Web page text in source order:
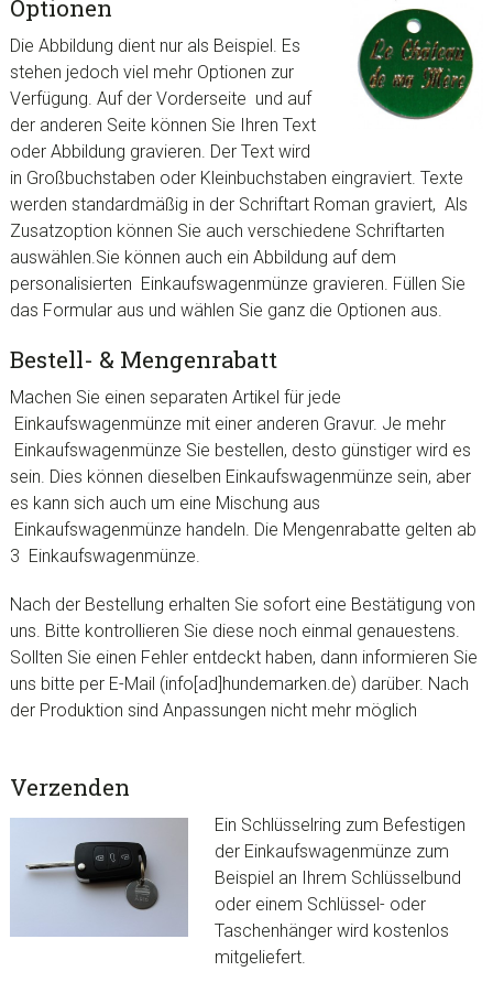
Optionen
Die Abbildung dient nur als Beispiel. Es
stehen jedoch viel mehr Optionen zur
Verfügung. Auf der Vorderseite und auf
der anderen Seite können Sie Ihren Text
oder Abbildung gravieren. Der Text wird
in Großbuchstaben oder Kleinbuchstaben eingraviert. Texte
werden standardmäßig in der Schriftart Roman graviert, Als
Zusatzoption können Sie auch verschiedene Schriftarten
auswählen.Sie können auch ein Abbildung auf dem
personalisierten Einkaufswagenmünze gravieren. Füllen Sie
das Formular aus und wählen Sie ganz die Optionen aus.
Bestell- & Mengenrabatt
Machen Sie einen separaten Artikel für jede
Einkaufswagenmünze mit einer anderen Gravur. Je mehr
Einkaufswagenmünze Sie bestellen, desto günstiger wird es
sein. Dies können dieselben Einkaufswagenmünze sein, aber
es kann sich auch um eine Mischung aus
Einkaufswagenmünze handeln. Die Mengenrabatte gelten ab
3 Einkaufswagenmünze.
Nach der Bestellung erhalten Sie sofort eine Bestätigung von
uns. Bitte kontrollieren Sie diese noch einmal genauestens.
Sollten Sie einen Fehler entdeckt haben, dann informieren Sie
uns bitte per E-Mail (info[ad]hundemarken.de) darüber. Nach
der Produktion sind Anpassungen nicht mehr möglich
Verzenden
Ein Schlüsselring zum Befestigen
der Einkaufswagenmünze zum
Beispiel an Ihrem Schlüsselbund
oder einem Schlüssel- oder
Taschenhänger wird kostenlos
mitgeliefert.